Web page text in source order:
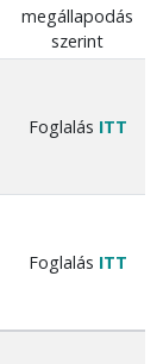
megállapodás
szerint
Foglalás ITT
Foglalás ITT